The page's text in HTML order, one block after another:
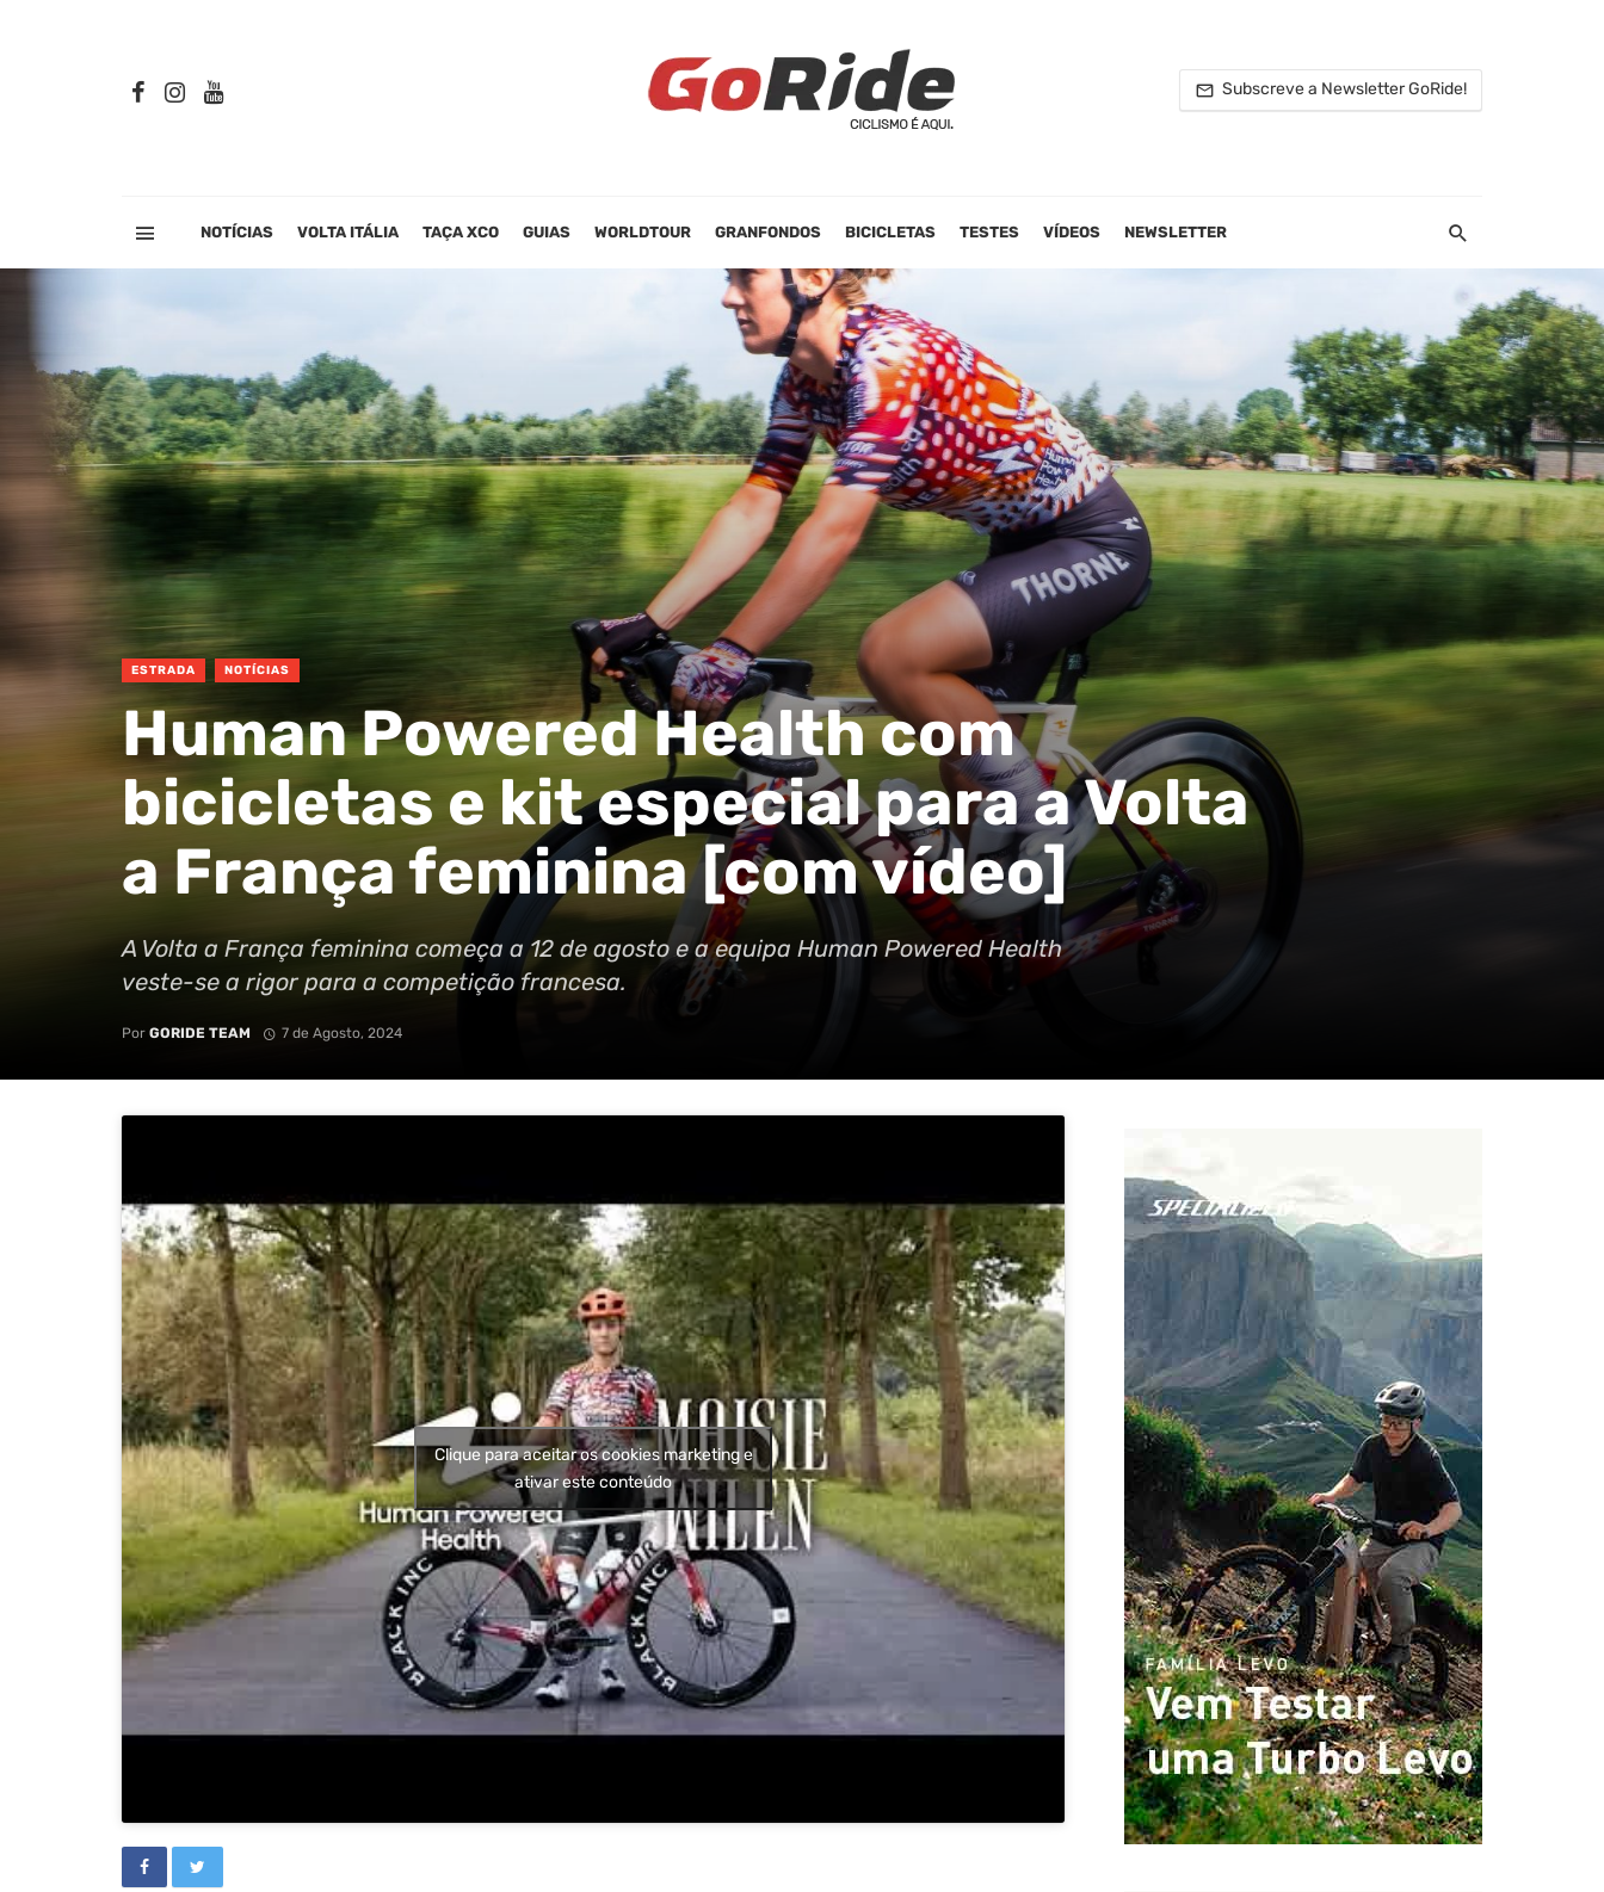
Subscreve a Newsletter GoRide!
NOTÍCIAS VOLTA ITÁLIA TAÇA XCO GUIAS WORLDTOUR GRANFONDOS BICICLETAS TESTES VÍDEOS NEWSLETTER
ESTRADA NOTÍCIAS
Human Powered Health com
bicicletas e kit especial para a Volta
a França feminina [com vídeo]
A Volta a França feminina começa a 12 de agosto e a equipa Human Powered Health
veste-se a rigor para a competição francesa.
Por GORIDE TEAM 7 de Agosto, 2024
Clique para aceitar os cookies marketing e
ativar este conteúdo